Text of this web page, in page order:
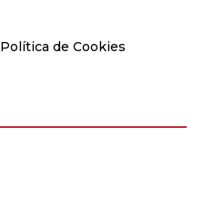
Política de Cookies